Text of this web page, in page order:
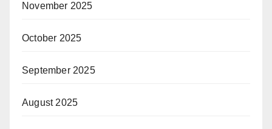
November 2025
October 2025
September 2025
August 2025